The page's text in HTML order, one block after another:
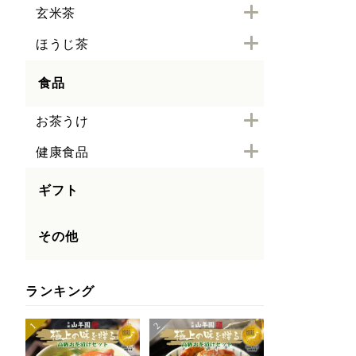
玄米茶
ほうじ茶
食品
お茶うけ
健康食品
ギフト
その他
ランキング